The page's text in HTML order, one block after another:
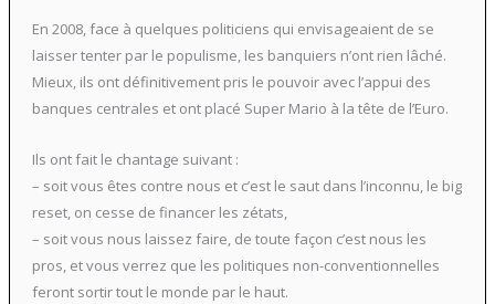
En 2008, face à quelques politiciens qui envisageaient de se
laisser tenter par le populisme, les banquiers n’ont rien lâché.
Mieux, ils ont définitivement pris le pouvoir avec l’appui des
banques centrales et ont placé Super Mario à la tête de l’Euro.
Ils ont fait le chantage suivant :
– soit vous êtes contre nous et c’est le saut dans l’inconnu, le big
reset, on cesse de financer les zétats,
– soit vous nous laissez faire, de toute façon c’est nous les
pros, et vous verrez que les politiques non-conventionnelles
feront sortir tout le monde par le haut.